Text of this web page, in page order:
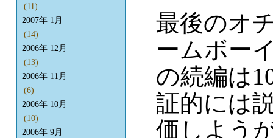
最後のオ
ームボー
の続編は
証的には
価しよう
(11)
2007年 1月
(14)
2006年 12月
(13)
2006年 11月
(6)
2006年 10月
(10)
2006年 9月